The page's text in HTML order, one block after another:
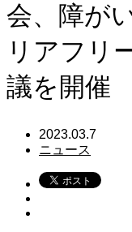
会、障が
リアフリ
議を開催
2023.03.7
ニュース